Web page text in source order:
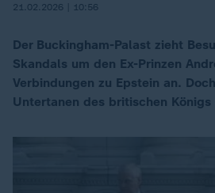
21.02.2026 | 10:56
Der Buckingham-Palast zieht
Skandals um den Ex-Prinzen
Verbindungen zu Epstein an.
Untertanen des britischen Königs